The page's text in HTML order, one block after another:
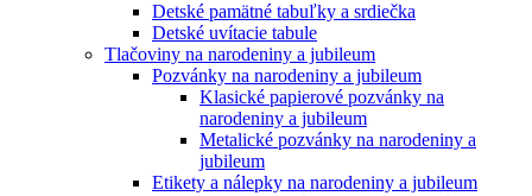
Detské pamätné tabuľky a srdiečka
Detské uvítacie tabule
Tlačoviny na narodeniny a jubileum
Pozvánky na narodeniny a jubileum
Klasické papierové pozvánky na
narodeniny a jubileum
Metalické pozvánky na narodeniny a
jubileum
Etikety a nálepky na narodeniny a jubileum